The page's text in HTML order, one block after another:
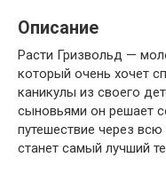
Описание
Расти Гризвольд —
который очень хочет
каникулы из своего
сыновьями он решает
путешествие через
станет самый лучший